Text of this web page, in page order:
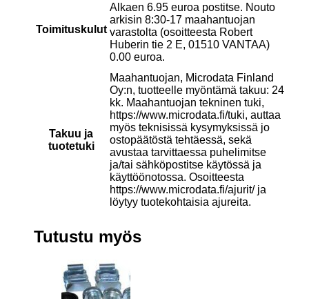
Toimituskulut
Alkaen 6.95 euroa postitse. Nouto
arkisin 8:30-17 maahantuojan
varastolta (osoitteesta Robert
Huberin tie 2 E, 01510 VANTAA)
0.00 euroa.
Takuu ja
tuotetuki
Maahantuojan, Microdata Finland
Oy:n, tuotteelle myöntämä takuu: 24
kk. Maahantuojan tekninen tuki,
https://www.microdata.fi/tuki, auttaa
myös teknisissä kysymyksissä jo
ostopäätöstä tehtäessä, sekä
avustaa tarvittaessa puhelimitse
ja/tai sähköpostitse käytössä ja
käyttöönotossa. Osoitteesta
https://www.microdata.fi/ajurit/ ja
löytyy tuotekohtaisia ajureita.
Tutustu myös